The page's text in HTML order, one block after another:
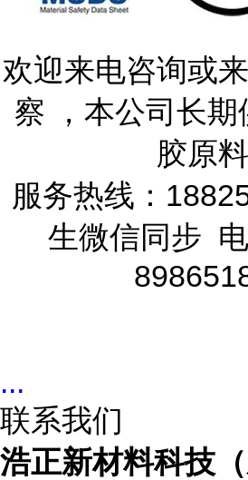
欢迎来电咨询或
察 ，本公司长期
胶原料
服务热线：
生微信同步
...
联系我们
浩正新材料科技